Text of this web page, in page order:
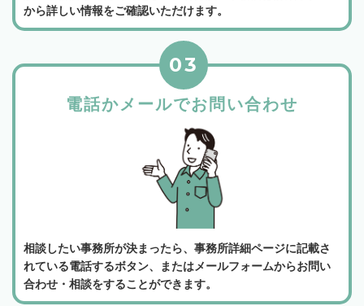
から詳しい情報をご確認いただけます。
電話かメールでお問い合わせ
03
相談したい事務所が決まったら、事務所詳細ページに記載さ
れている電話するボタン、またはメールフォームからお問い
合わせ・相談をすることができます。